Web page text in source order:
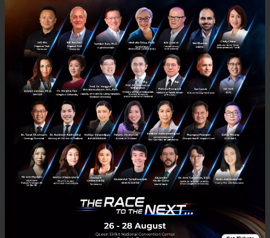
ASSET WORLD และ Huawei ลงนาม ร่วมพัฒนาระบบนิเวศ
ต้นแบบขับเคลื่อนแพล็ตฟอร์ม Smart Living
ASSET WORLD ร่วมมือกับ Huawei ในการแลกเปลี่ยนความเชี่ยวชาญ และ
มองหาความเป็นไปได้ในการพัฒนาระบบนิเวศสำหรับสมาร์ทลีฟวิ่งและ
อาคารอัจฉริยะต้นแบบ ที่จะถูกนำมาใช้งานจริงในโครงการอสังหาริ...
พฤศจิกายน 24, 2020| ByTechsauce Team
PR News Huawei ASSET WORLD Smart Living